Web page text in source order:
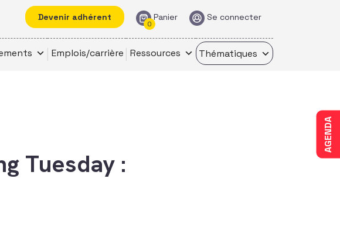
Devenir adhérent Panier
0
Se connecter
Emplois/carrière Ressources Thématiques
AGENDA
Tuesday :